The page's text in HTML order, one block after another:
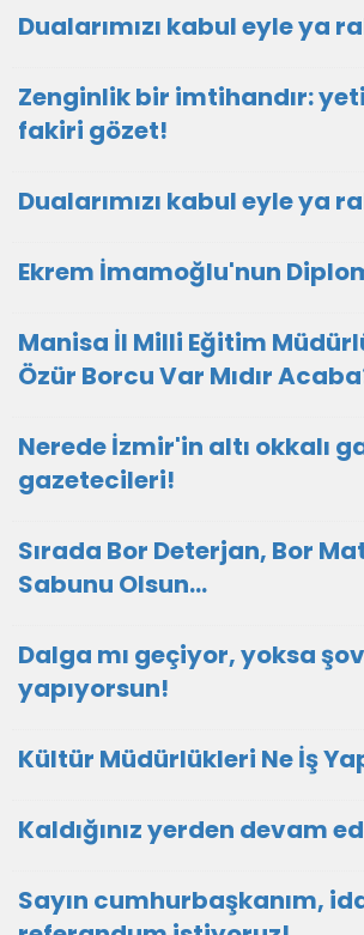
Dualarımızı kabul eyle ya
Zenginlik bir imtihandır:
fakiri gözet!
Dualarımızı kabul eyle ya
Ekrem İmamoğlu'nun
Manisa İl Milli Eğitim
Özür Borcu Var Mıdır
Nerede İzmir'in altı okkalı
gazetecileri!
Sırada Bor Deterjan, Bor
Sabunu Olsun…
Dalga mı geçiyor, yoksa
yapıyorsun!
Kültür Müdürlükleri Ne İş
Kaldığınız yerden devam
Sayın cumhurbaşkanım,